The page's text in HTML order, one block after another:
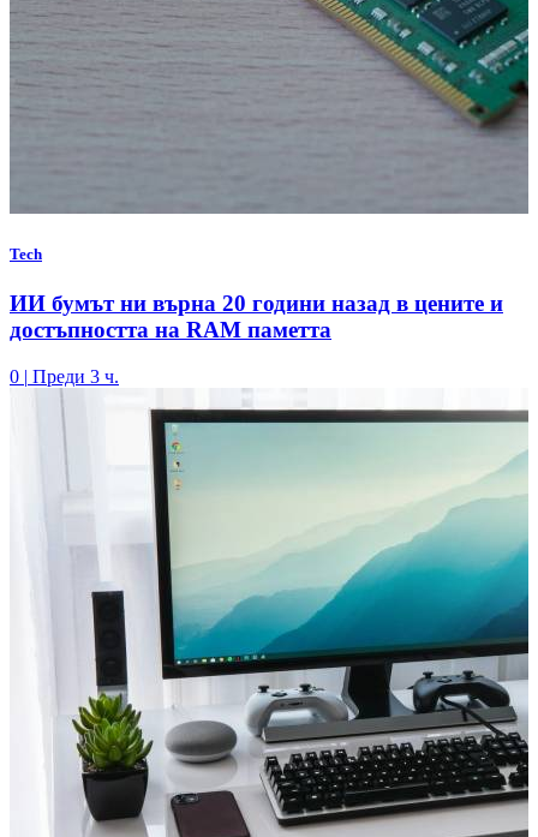
Tech
ИИ бумът ни върна 20 години назад в цените и
достъпността на RAM паметта
0 | Преди 3 ч.